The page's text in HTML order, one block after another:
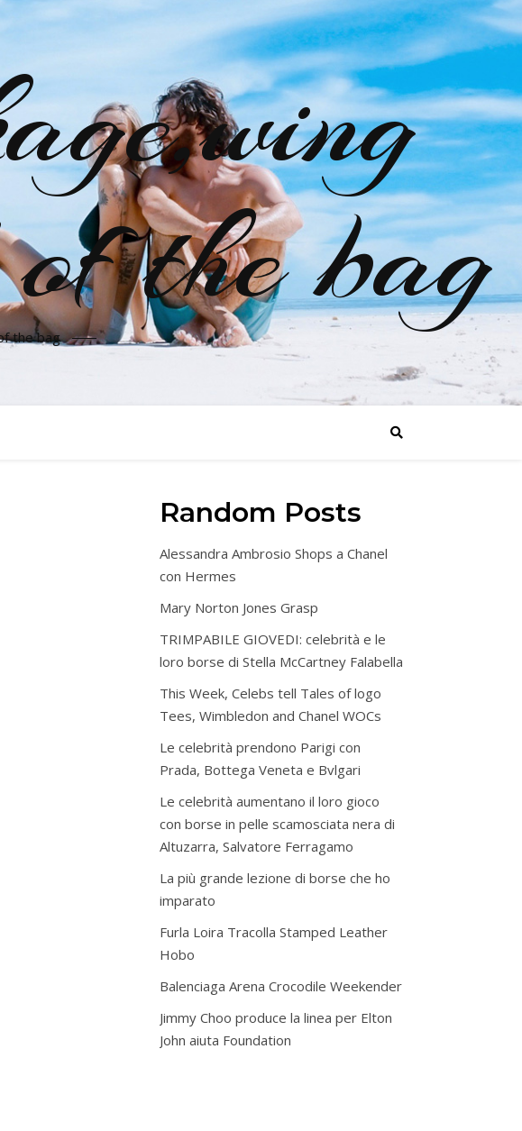
the bag
the bag
Random Posts
Alessandra Ambrosio Shops a Chanel
con Hermes
Mary Norton Jones Grasp
TRIMPABILE GIOVEDI: celebrità e le
loro borse di Stella McCartney Falabella
This Week, Celebs tell Tales of logo
Tees, Wimbledon and Chanel WOCs
Le celebrità prendono Parigi con
Prada, Bottega Veneta e Bvlgari
Le celebrità aumentano il loro gioco
con borse in pelle scamosciata nera di
Altuzarra, Salvatore Ferragamo
La più grande lezione di borse che ho
imparato
Furla Loira Tracolla Stamped Leather
Hobo
Balenciaga Arena Crocodile Weekender
Jimmy Choo produce la linea per Elton
John aiuta Foundation